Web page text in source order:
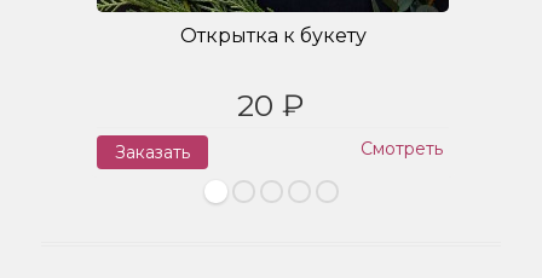
Открытка к букету
20 ₽
Заказать Смотреть